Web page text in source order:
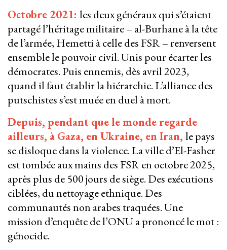
Octobre 2021: les deux généraux qui s’étaient
partagé l’héritage militaire – al-Burhane à la tête
de l’armée, Hemetti à celle des FSR – renversent
ensemble le pouvoir civil. Unis pour écarter les
démocrates. Puis ennemis, dès avril 2023,
quand il faut établir la hiérarchie. L’alliance des
putschistes s’est muée en duel à mort.
Depuis, pendant que le monde regarde
ailleurs, à Gaza, en Ukraine, en Iran, le pays
se disloque dans la violence. La ville d’El-Fasher
est tombée aux mains des FSR en octobre 2025,
après plus de 500 jours de siège. Des exécutions
ciblées, du nettoyage ethnique. Des
communautés non arabes traquées. Une
mission d’enquête de l’ONU a prononcé le mot :
génocide.